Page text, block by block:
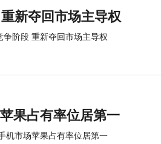
新夺回市场主导权
争阶段 重新夺回市场主导权
果占有率位居第一
机市场苹果占有率位居第一